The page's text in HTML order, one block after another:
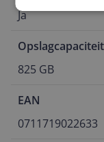
Ja
Opslagcapaciteit
825 GB
EAN
0711719022633